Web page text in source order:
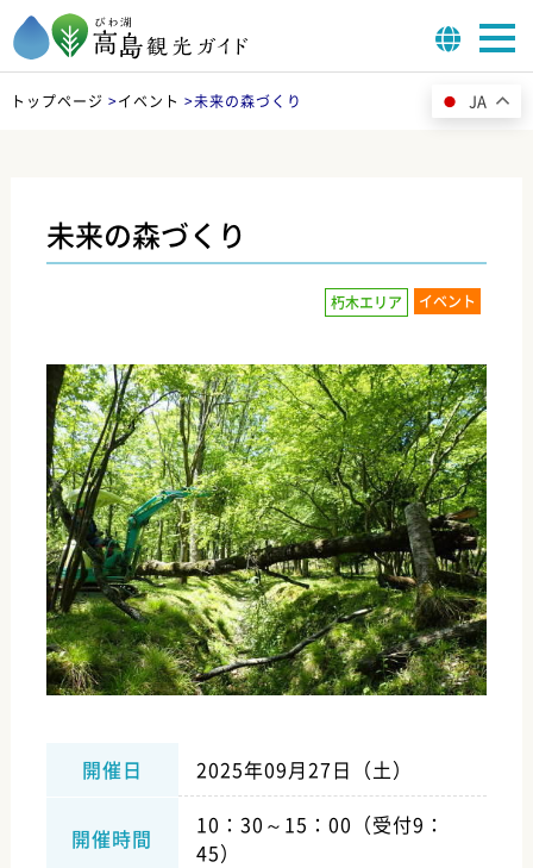
トップページ >イベント >未来の森づくり
未来の森づくり
イベント
朽木エリア
開催日 2025年09月27日（土）
開催時間
10：30～15：00（受付9：
45）
JA